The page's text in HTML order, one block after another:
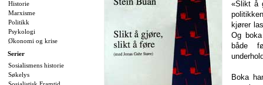
Historie
Marxisme
Politikk
Psykologi
Økonomi og krise
Serier
Sosialismens historie
Søkelys
«Slikt å
kjører
Og
både
Boka